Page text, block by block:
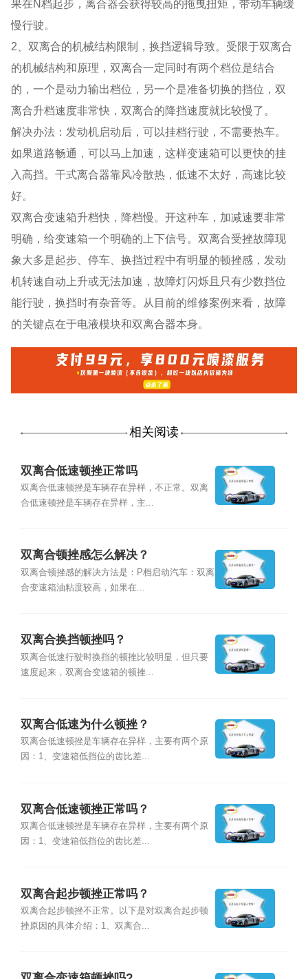
果在N档起步，离合器会获得较高的拖曳扭矩，带动车辆缓
慢行驶。
2、双离合的机械结构限制，换挡逻辑导致。受限于双离合
的机械结构和原理，双离合一定同时有两个档位是结合
的，一个是动力输出档位，另一个是准备切换的挡位，双
离合升档速度非常快，双离合的降挡速度就比较慢了。
解决办法：发动机启动后，可以挂档行驶，不需要热车。
如果道路畅通，可以马上加速，这样变速箱可以更快的挂
入高挡。干式离合器靠风冷散热，低速不太好，高速比较
好。
双离合变速箱升档快，降档慢。开这种车，加减速要非常
明确，给变速箱一个明确的上下信号。双离合受挫故障现
象大多是起步、停车、换挡过程中有明显的顿挫感，发动
机转速自动上升或无法加速，故障灯闪烁且只有少数挡位
能行驶，换挡时有杂音等。从目前的维修案例来看，故障
的关键点在于电液模块和双离合器本身。
相关阅读
双离合低速顿挫正常吗
双离合低速顿挫是车辆存在异样，不正常。双离
合低速顿挫是车辆存在异样，主...
双离合顿挫感怎么解决？
双离合顿挫感的解决方法是：P档启动汽车：双离
合变速箱油粘度较高，如果在...
双离合换挡顿挫吗？
双离合低速行驶时换挡的顿挫比较明显，但只要
速度起来，双离合变速箱的顿挫...
双离合低速为什么顿挫？
双离合低速顿挫是车辆存在异样，主要有两个原
因：1、变速箱低挡位的齿比差...
双离合低速顿挫正常吗？
双离合低速顿挫是车辆存在异样，主要有两个原
因：1、变速箱低挡位的齿比差...
双离合起步顿挫正常吗？
双离合起步顿挫不正常。以下是对双离合起步顿
挫原因的具体介绍：1、双离合...